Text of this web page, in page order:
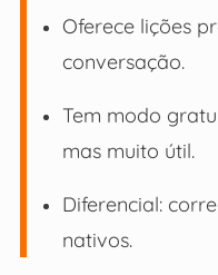
Oferece lições
conversação.
Tem modo
mas muito útil.
Diferencial:
nativos.